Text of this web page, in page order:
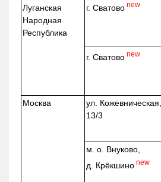
Луганская
Народная
Республика
г. Сватово new
г. Сватово new
Москва ул. Кожевническая
13/3
м. о. Внуково,
д. Крёкшино new